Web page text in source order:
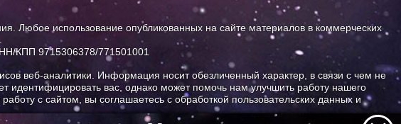
Любое использование опубликованных на сайте материалов в коммерческих
КПП 9715306378/771501001
веб-аналитики. Информация носит обезличенный характер, в связи с чем не
идентифицировать вас, однако может помочь нам улучшить работу нашего
с сайтом, вы соглашаетесь с обработкой пользовательских данных и